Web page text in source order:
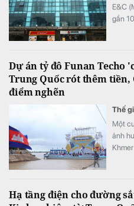
E&C
gần
của
Dự án tỷ đô Funan Techo
Trung Quốc rót thêm
điểm nghẽn
Thế
Một
ảnh
Hạ tầng điện cho đường